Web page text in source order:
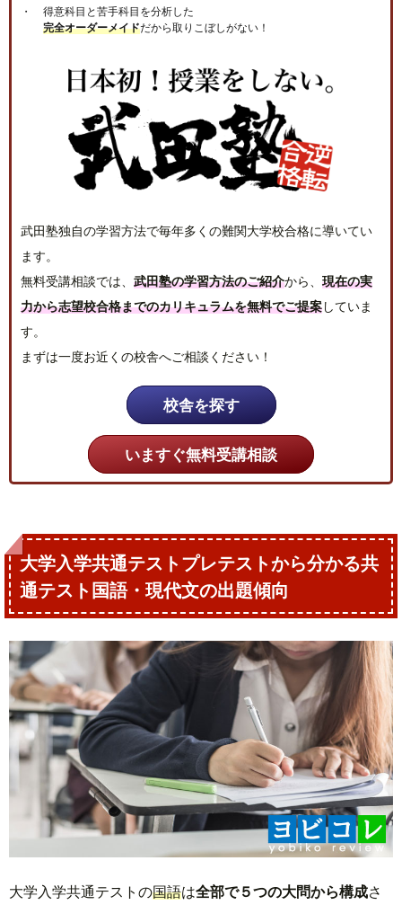
得意科目と苦手科目を分析した
完全オーダーメイドだから取りこぼしがない！
武田塾独自の学習方法で毎年多くの難関大学校合格に導いてい
ます。
無料受講相談では、 武田塾の学習方法のご紹介から、 現在の実
力から志望校合格までのカリキュラムを無料でご提案していま
す。
まずは一度お近くの校舎へご相談ください！
校舎を探す
いますぐ無料受講相談
大学入学共通テストプレテストから分かる共
通テスト国語・現代文の出題傾向
大学入学共通テストの国語は全部で５つの大問から構成さ